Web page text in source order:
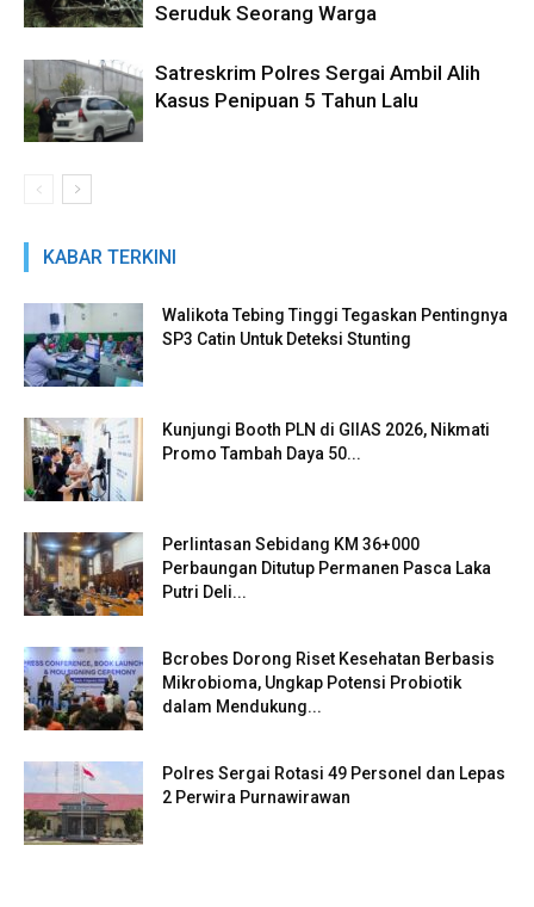
Seruduk Seorang Warga
Satreskrim Polres Sergai Ambil Alih
Kasus Penipuan 5 Tahun Lalu
KABAR TERKINI
Walikota Tebing Tinggi Tegaskan Pentingnya
SP3 Catin Untuk Deteksi Stunting
Kunjungi Booth PLN di GIIAS 2026, Nikmati
Promo Tambah Daya 50...
Perlintasan Sebidang KM 36+000
Perbaungan Ditutup Permanen Pasca Laka
Putri Deli...
Bcrobes Dorong Riset Kesehatan Berbasis
Mikrobioma, Ungkap Potensi Probiotik
dalam Mendukung...
Polres Sergai Rotasi 49 Personel dan Lepas
2 Perwira Purnawirawan